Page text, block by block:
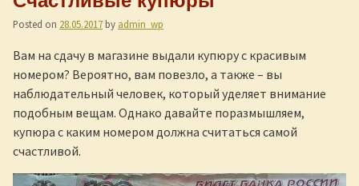
Posted on 28.05.2017 by admin_wp
Вам на сдачу в магазине выдали купюру с красивым
номером? Вероятно, вам повезло, а также – вы
наблюдательный человек, который уделяет внимание
подобным вещам. Однако давайте поразмышляем,
купюра с каким номером должна считаться самой
счастливой.